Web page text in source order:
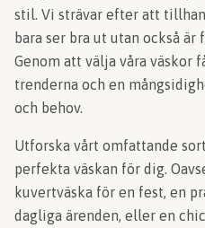
stil. Vi strävar efter att
bara ser bra ut utan också
Genom att välja våra väskor
trenderna och en
och behov.
Utforska vårt omfattande
perfekta väskan för dig.
kuvertväska för en fest, en
dagliga ärenden, eller en